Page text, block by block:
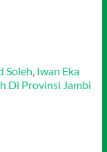
Soleh, Iwan Eka
Di Provinsi Jambi